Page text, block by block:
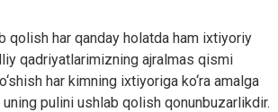
qolish har qanday holatda ham ixtiyoriy
qadriyatlarimizning ajralmas qismi
har kimning ixtiyoriga ko‘ra amalga
pulini ushlab qolish qonunbuzarlikdir.